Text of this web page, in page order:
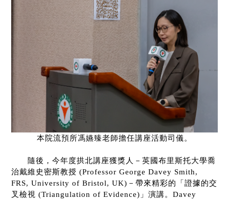
本院流預所馮嬿臻老師擔任講座活動司儀。
隨後，今年度拱北講座獲獎人－英國布里斯托大學喬
治戴維史密斯教授 (Professor George Davey Smith,
FRS, University of Bristol, UK) －帶來精彩的「證據的交
叉檢視 (Triangulation of Evidence) 」演講。Davey